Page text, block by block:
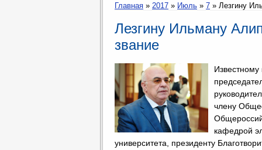
Главная » 2017 » Июль » 7 » Лезгину
Лезгину Ильману
звание
члену
кафедрой
университета, президенту